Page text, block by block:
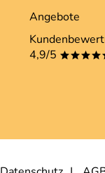
Angebote
4,9/5